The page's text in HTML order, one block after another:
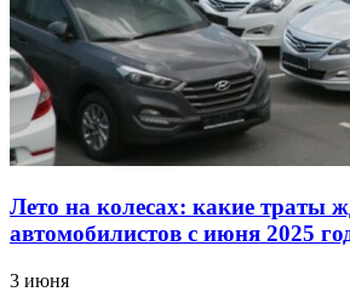
Лето на колесах: какие траты
автомобилистов с июня 2025
3 июня